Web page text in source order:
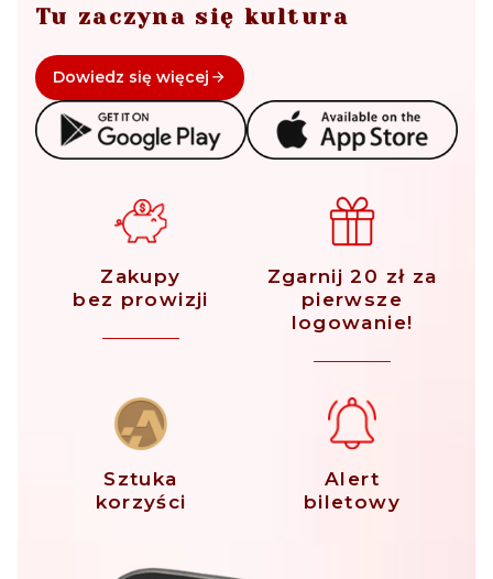
Tu zaczyna się kultura
Dowiedz się więcej
Zakupy
bez prowizji
Zgarnij 20 zł za
pierwsze
logowanie!
Sztuka
korzyści
Alert
biletowy